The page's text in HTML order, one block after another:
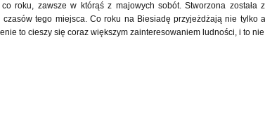
roku, zawsze w którąś z majowych sobót. Stworzona
czasów tego miejsca. Co roku na Biesiadę przyjeżdżają nie tylko
to cieszy się coraz większym zainteresowaniem ludności, i to